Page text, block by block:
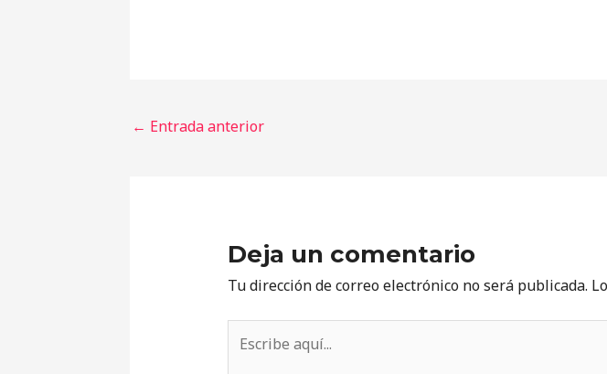
← Entrada anterior
Deja un comentario
Tu dirección de correo electrónico no será publicada.
aquí...